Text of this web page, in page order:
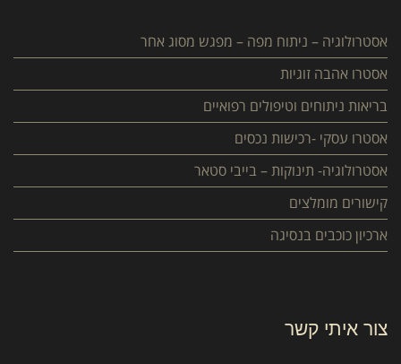
אסטרולוגיה – ניתוח מפה – מפגש מסוג אחר
אסטרו אהבה זוגיות
בריאות ניתוחים וטיפולים רפואיים
אסטרו עסקי -רכישות נכסים
אסטרולוגיה- תינוקות – בייבי סטאר
קישורים מומלצים
ארכיון כוכבים בנסיגה
צור איתי קשר